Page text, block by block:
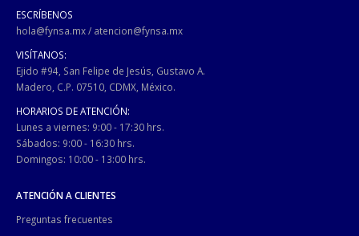
ESCRÍBENOS
hola@fynsa.mx/ atencion@fynsa.mx
VISÍTANOS:
Ejido #94, San Felipe de Jesús, Gustavo A.
Madero, C.P. 07510, CDMX, México.
HORARIOS DE ATENCIÓN:
Lunes a viernes: 9:00 - 17:30 hrs.
Sábados: 9:00 - 16:30 hrs.
Domingos: 10:00 - 13:00 hrs.
ATENCIÓN A CLIENTES
Preguntas frecuentes